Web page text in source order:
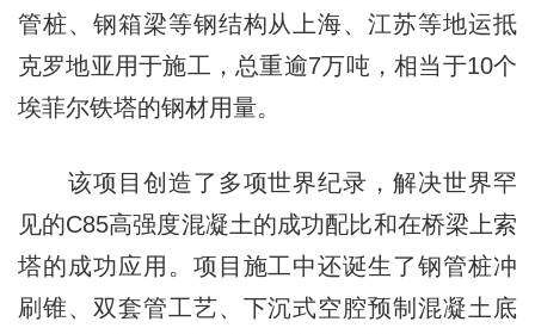
管桩、钢箱梁等钢结构从上海、江苏等地运抵
克罗地亚用于施工，总重逾7万吨，相当于10个
埃菲尔铁塔的钢材用量。
该项目创造了多项世界纪录，解决世界罕
见的C85高强度混凝土的成功配比和在桥梁上索
塔的成功应用。项目施工中还诞生了钢管桩冲
刷锥、双套管工艺、下沉式空腔预制混凝土底